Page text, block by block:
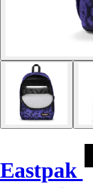
Eastpak